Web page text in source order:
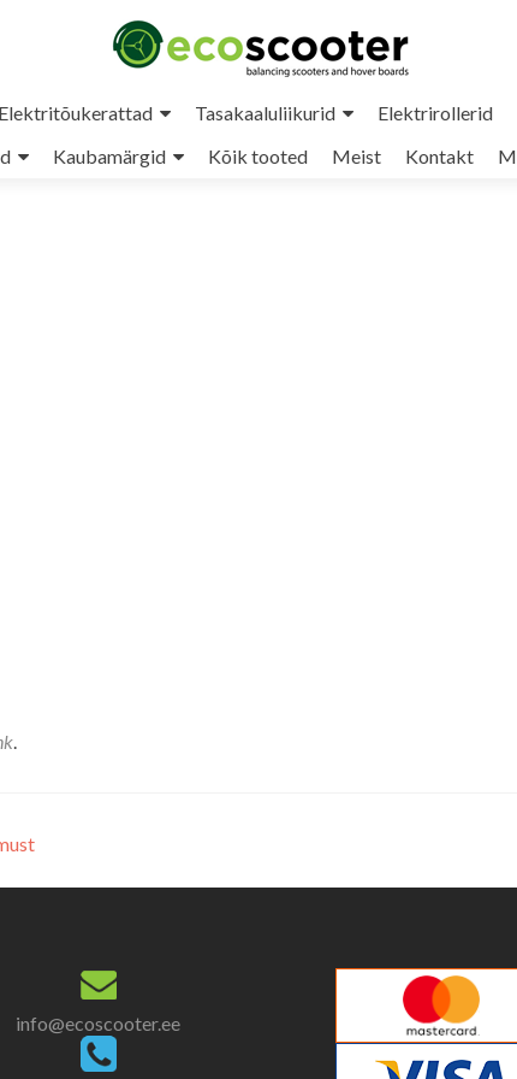
Elektritõukerattad Tasakaaluliikurid Elektrirollerid
Kaubamärgid Kõik tooted Meist Kontakt
.
info@ecoscooter.ee